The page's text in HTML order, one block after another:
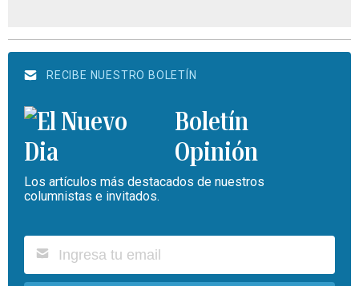
RECIBE NUESTRO BOLETÍN
Boletín
Opinión
Los artículos más destacados de nuestros
columnistas e invitados.